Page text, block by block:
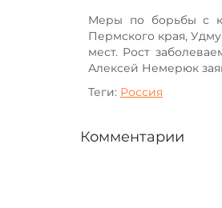
Меры по борьбы с
Пермского края,
мест. Рост
Алексей Немерюк
Теги: Россия
Комментарии